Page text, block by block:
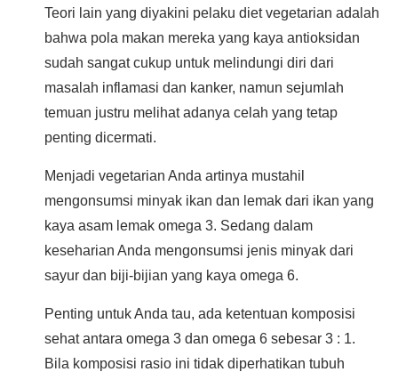
Teori lain yang diyakini pelaku diet vegetarian adalah
bahwa pola makan mereka yang kaya antioksidan
sudah sangat cukup untuk melindungi diri dari
masalah inflamasi dan kanker, namun sejumlah
temuan justru melihat adanya celah yang tetap
penting dicermati.
Menjadi vegetarian Anda artinya mustahil
mengonsumsi minyak ikan dan lemak dari ikan yang
kaya asam lemak omega 3. Sedang dalam
keseharian Anda mengonsumsi jenis minyak dari
sayur dan biji-bijian yang kaya omega 6.
Penting untuk Anda tau, ada ketentuan komposisi
sehat antara omega 3 dan omega 6 sebesar 3 : 1.
Bila komposisi rasio ini tidak diperhatikan tubuh